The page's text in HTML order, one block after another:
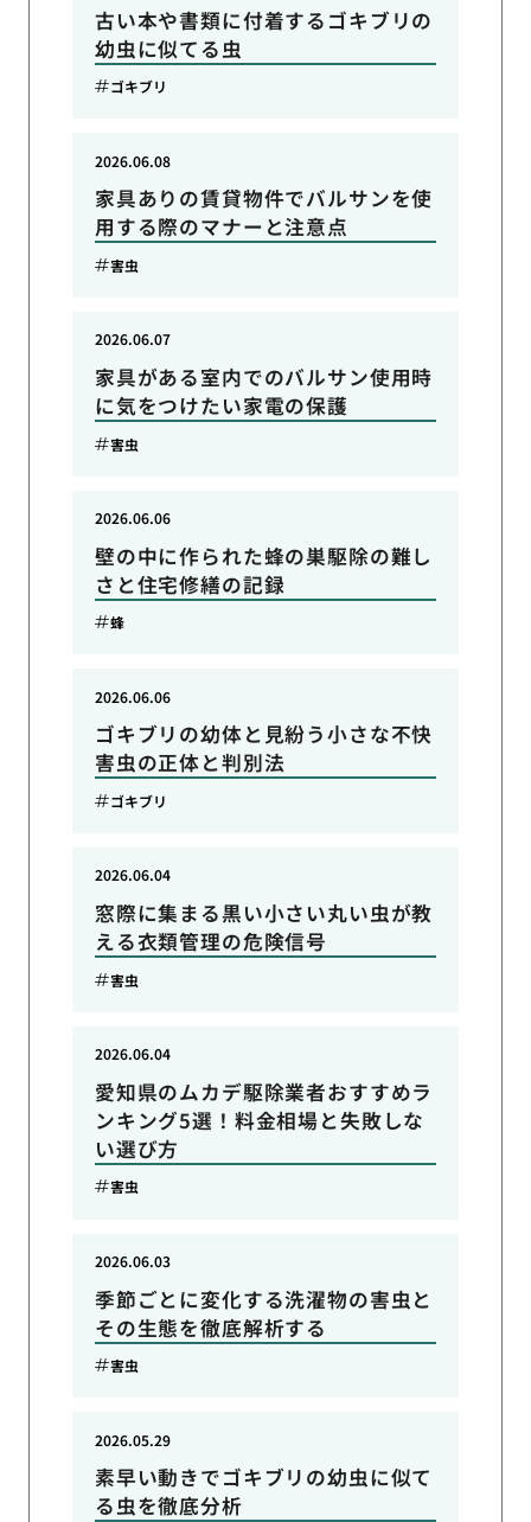
古い本や書類に付着するゴキブリの
幼虫に似てる虫
ゴキブリ
家具ありの賃貸物件でバルサンを使
用する際のマナーと注意点
2026.06.08
害虫
家具がある室内でのバルサン使用時
に気をつけたい家電の保護
2026.06.07
害虫
壁の中に作られた蜂の巣駆除の難し
さと住宅修繕の記録
2026.06.06
蜂
ゴキブリの幼体と見紛う小さな不快
害虫の正体と判別法
2026.06.06
ゴキブリ
窓際に集まる黒い小さい丸い虫が教
える衣類管理の危険信号
2026.06.04
害虫
愛知県のムカデ駆除業者おすすめラ
ンキング5選！料金相場と失敗しな
い選び方
2026.06.04
害虫
季節ごとに変化する洗濯物の害虫と
その生態を徹底解析する
2026.06.03
害虫
素早い動きでゴキブリの幼虫に似て
る虫を徹底分析
2026.05.29